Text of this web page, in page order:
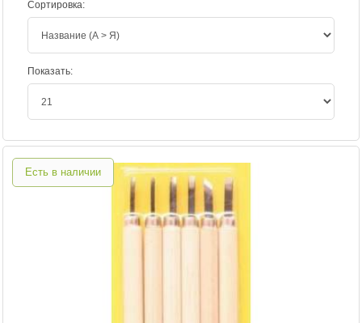
Сортировка:
Показать:
Есть в наличии